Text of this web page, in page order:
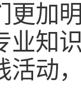
更加
业知
活动